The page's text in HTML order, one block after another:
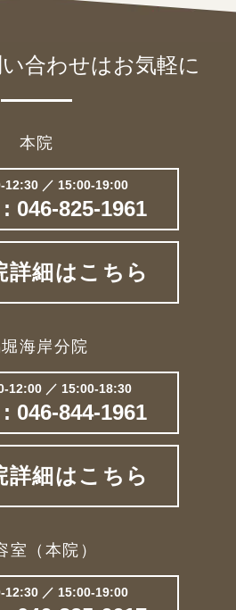
合わせはお気軽に
本院
12:30 ／ 15:00-19:00
046-825-1961
詳細はこちら
海岸分院
12:00 ／ 15:00-18:30
046-844-1961
詳細はこちら
室（本院）
12:30 ／ 15:00-19:00